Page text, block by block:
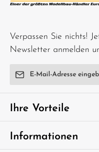
Verpassen Sie nichts!
Newsletter anmelden
E-Mail-Adresse*
Ich habe die
genommen und die
einverstanden.
Um weiterzugehen,
abgebildeten Zeichen
Ihre Vorteile
Informationen